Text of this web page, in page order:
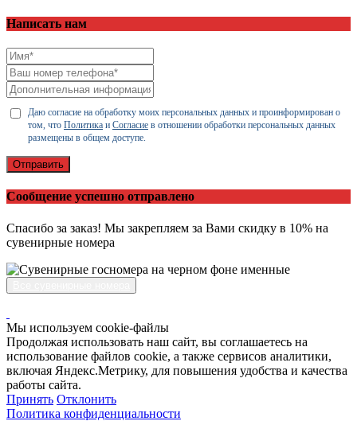
Написать нам
Даю согласие на обработку моих персональных данных и проинформирован о
том, что Политика и Согласие в отношении обработки персональных данных
размещены в общем доступе.
Отправить
Сообщение успешно отправлено
Спасибо за заказ! Мы закрепляем за Вами скидку в 10% на
сувенирные номера
Мы используем cookie-файлы
Продолжая использовать наш сайт, вы соглашаетесь на
использование файлов cookie, а также сервисов аналитики,
включая Яндекс.Метрику, для повышения удобства и качества
работы сайта.
Принять Отклонить
Политика конфиденциальности